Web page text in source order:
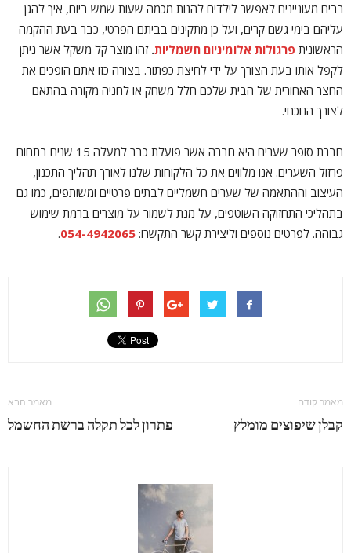
רבים מעוניינים לאפשר לילדים להנות מכמה שעות שמש ביום, איך להגן
עליהם בימי גשם קרים, ועל כן מתקינים בביתם הפרטי, כבר בעת ההקמה
הראשונית פרגולות אלומיניום חשמליות. זהו מוצר קל משקל אשר ניתן
לקפל אותו בעת הצורך על ידי לחיצת כפתור. בצורה כזו אתם הופכים את
החצר האחורית של הבית שלכם חלל משחק או לחניה מקורה בהתאם
לצורך הנוכחי.
חברת סופר שערים היא חברה אשר פועלת כבר למעלה 15 שנים בתחום
פרזול השערים. אנו מלווים את כל הלקוחות שלנו לאורך תהליך התכנון,
העיצוב וההתאמה של שערים חשמליים לבתים פרטיים ומשותפים, כמו גם
בתהליכי התחזוקה השוטפים, על מנת לשמור על מוצרים ברמת שימוש
גבוהה. לפרטים נוספים וליצירת קשר התקשרו: 054-4942065
.
מאמר קודם
קבלן שיפוצים מומלץ
מאמר הבא
פתרון לכל תקלה ברשת החשמל